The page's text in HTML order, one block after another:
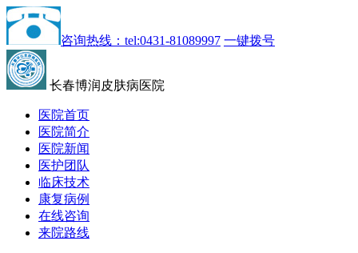
咨询热线：tel:0431-81089997 一键拨号
长春博润皮肤病医院
医院首页
医院简介
医院新闻
医护团队
临床技术
康复病例
在线咨询
来院路线